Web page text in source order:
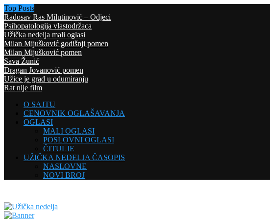
Top Posts
Radosav Ras Milutinović – Odjeci
Psihopatologija vlastodržaca
Užička nedelja mali oglasi
Milan Mijušković godišnji pomen
Milan Mijušković pomen
Sava Žunić
Dragan Jovanović pomen
Užice je grad u odumiranju
Rat nije film
O SAJTU
CENOVNIK OGLAŠAVANJA
OGLASI
MALI OGLASI
POSLOVNI OGLASI
ČITULJE
UŽIČKA NEDELJA ČASOPIS
NASLOVNE
NOVI BROJ